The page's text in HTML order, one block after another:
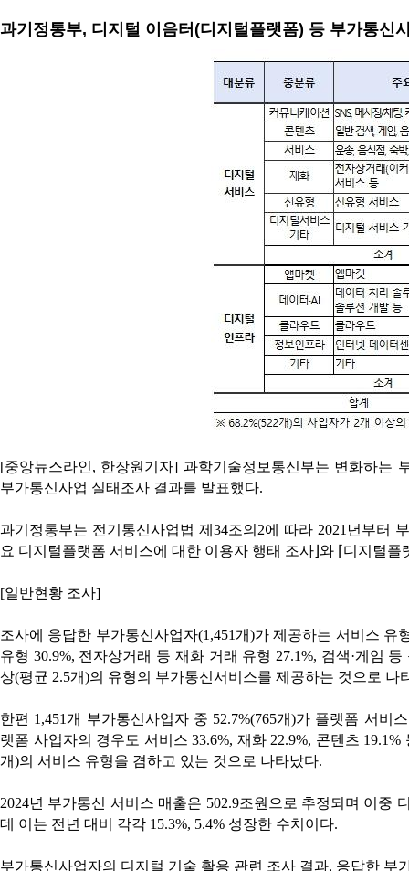
과기정통부, 디지털 이음터(디지털플랫폼) 등 부가통신
[중앙뉴스라인, 한장원기자] 과학기술정보통신부는 변화하는
부가통신사업 실태조사 결과를 발표했다.
과기정통부는 전기통신사업법 제34조의2에 따라 2021년부터
요 디지털플랫폼 서비스에 대한 이용자 행태 조사⌋와 ⌈디지털
[일반현황 조사]
조사에 응답한 부가통신사업자(1,451개)가 제공하는 서비스
유형 30.9%, 전자상거래 등 재화 거래 유형 27.1%, 검색·게임
상(평균 2.5개)의 유형의 부가통신서비스를 제공하는 것으로 나
한편 1,451개 부가통신사업자 중 52.7%(765개)가 플랫폼 서
랫폼 사업자의 경우도 서비스 33.6%, 재화 22.9%, 콘텐츠
개)의 서비스 유형을 겸하고 있는 것으로 나타났다.
2024년 부가통신 서비스 매출은 502.9조원으로 추정되며 이중
데 이는 전년 대비 각각 15.3%, 5.4% 성장한 수치이다.
부가통신사업자의 디지털 기술 활용 관련 조사 결과, 응답한 부